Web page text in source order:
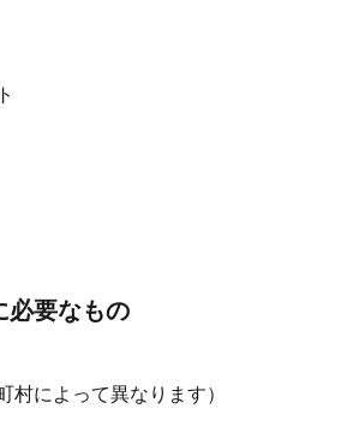
必要なもの
村によって異なります）